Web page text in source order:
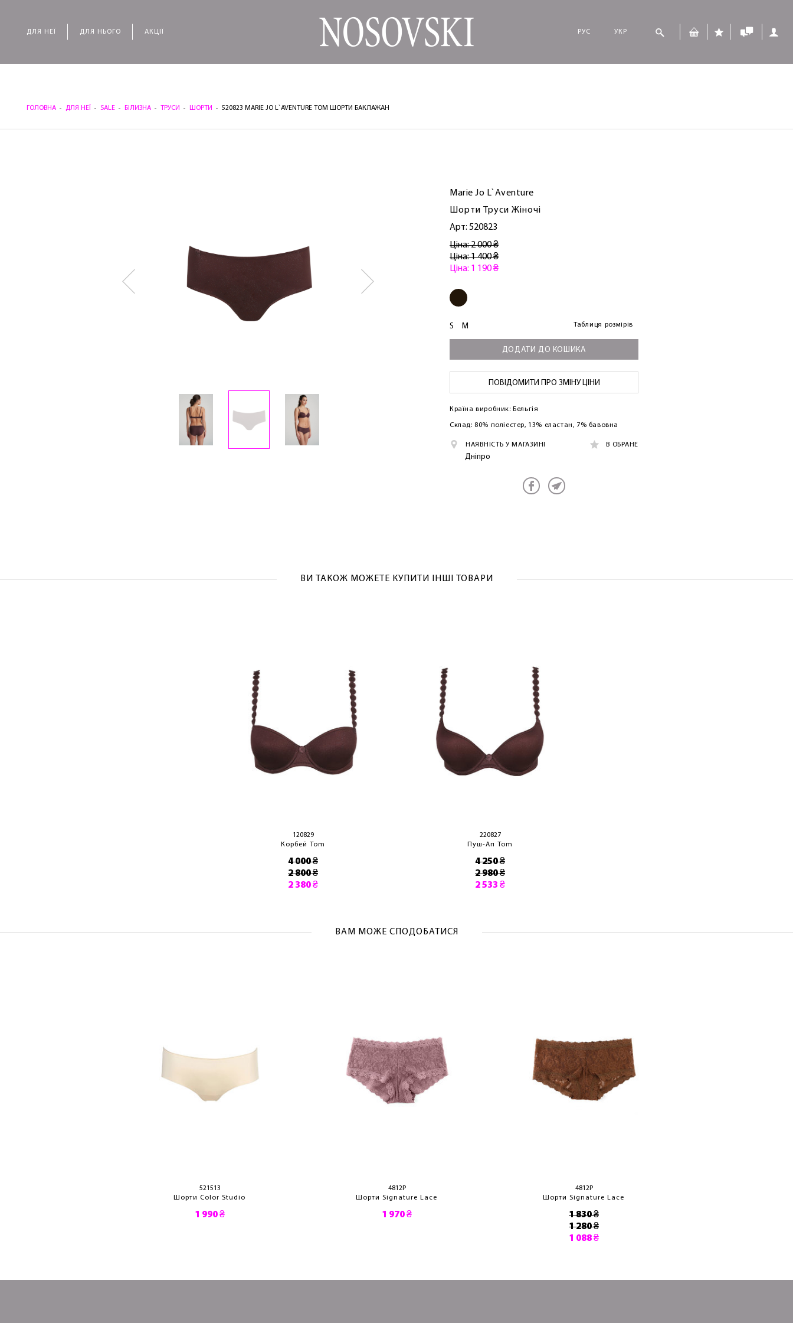
ДЛЯ НЕЇ ДЛЯ НЬОГО АКЦІЇ РУС УКР
ГОЛОВНА ДЛЯ НЕЇ SALE БІЛИЗНА ТРУСИ ШОРТИ 520823 MARIE JO L`AVENTURE TOM ШОРТИ БАКЛАЖАН
Marie Jo L`Aventure
Шорти Труси Жіночі
Арт: 520823
Ціна: 2 000 ₴
Ціна: 1 400 ₴
Ціна: 1 190 ₴
S M Таблиця розмірів
ДОДАТИ ДО КОШИКА
ПОВІДОМИТИ ПРО ЗМІНУ ЦІНИ
Країна виробник: Бельгія
Склад: 80% поліестер, 13% еластан, 7% бавовна
НАЯВНІСТЬ У МАГАЗИНІ В ОБРАНЕ
Дніпро
ВИ ТАКОЖ МОЖЕТЕ КУПИТИ ІНШІ ТОВАРИ
120829
Корбей Tom
4 000 ₴
2 800 ₴
2 380 ₴
220827
Пуш-Ап Tom
4 250 ₴
2 980 ₴
2 533 ₴
ВАМ МОЖЕ СПОДОБАТИСЯ
521513
Шорти Color Studio
1 990 ₴
4812P
Шорти Signature Lace
1 970 ₴
4812P
Шорти Signature Lace
1 830 ₴
1 280 ₴
1 088 ₴
ЛАСКАВО ПРОСИМО ДО NOSOVSKI.COM! ПРИЙМІТЬ ВІД
НАС ПРИВІТНИЙ БОНУС - ЗНИЖКУ НА ПЕРШЕ ПОКУПКУ